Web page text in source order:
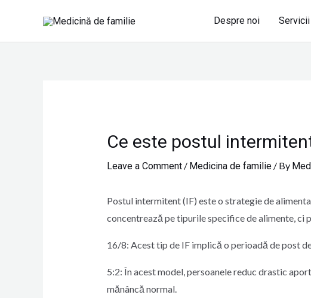
content
Despre noi
Ce este postul
Leave a Comment / Medicina de familie/ By
Postul intermitent (IF) este o strategie de
concentrează pe tipurile specifice de alimente, ci
16/8: Acest tip de IF implică o perioadă de post
5:2: În acest model, persoanele reduc drastic
mănâncă normal.